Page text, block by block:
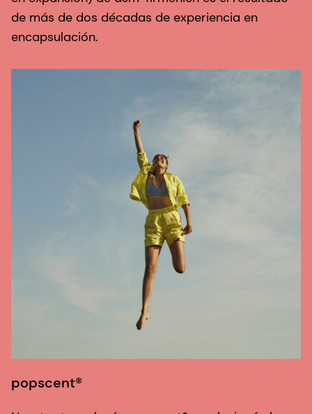
de más de dos décadas de experiencia en
encapsulación.
popscent®